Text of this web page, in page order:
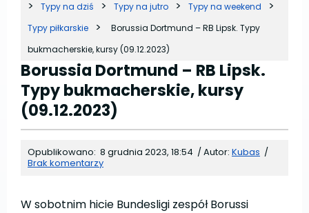
Typy na dziś
Typy na jutro
Typy na weekend
Typy piłkarskie
Borussia Dortmund – RB Lipsk. Typy
bukmacherskie, kursy (09.12.2023)
Borussia Dortmund – RB Lipsk.
Typy bukmacherskie, kursy
(09.12.2023)
Opublikowano: 8 grudnia 2023, 18:54 /Autor: Kubas /
Brak komentarzy
W sobotnim hicie Bundesligi zespół Borussi